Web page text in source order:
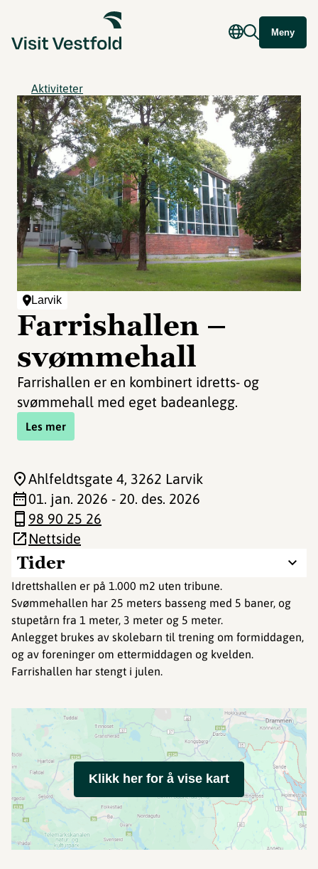
Meny
Aktiviteter
Larvik
Farrishallen –
svømmehall
Farrishallen er en kombinert idretts- og
svømmehall med eget badeanlegg.
Les mer
Tider
Idrettshallen er på 1.000 m2 uten tribune.
Svømmehallen har 25 meters basseng med 5 baner, og
stupetårn fra 1 meter, 3 meter og 5 meter.
Anlegget brukes av skolebarn til trening om formiddagen,
og av foreninger om ettermiddagen og kvelden.
Farrishallen har stengt i julen.
Ahlfeldtsgate 4, 3262 Larvik
01. jan. 2026 - 20. des. 2026
98 90 25 26
Nettside
Klikk her for å vise kart